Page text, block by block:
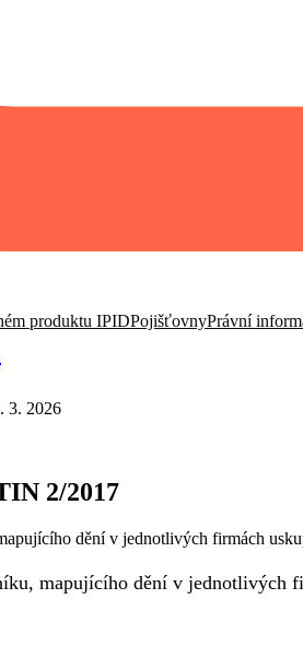
produktu IPIDPojišťovnyPrávní
3. 2026
2/2017
dění v jednotlivých firmách
mapujícího dění v jednotlivých